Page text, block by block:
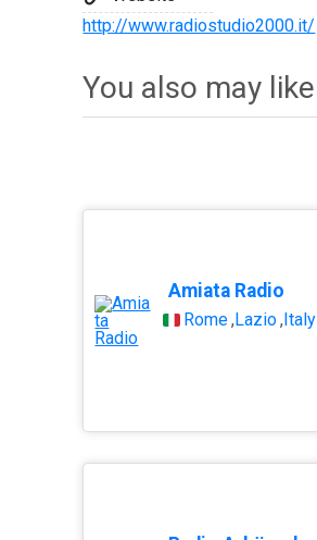
http://www.radiostudio2000.it/
You also may like
Amiata Radio
Rome,Lazio, Italy